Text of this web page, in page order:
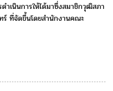
ำเนินการให้ได้มาซึ่งสมาชิกวุฒิสภา
ร์ ที่จัดขึ้นโดยสำนักงานคณะ